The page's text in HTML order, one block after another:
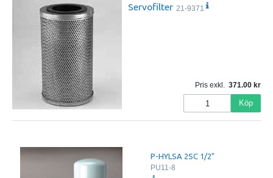
Servofilter 21-9371
Pris exkl. 371.00
Köp
P-HYLSA 2SC 1/2"
PU11-8